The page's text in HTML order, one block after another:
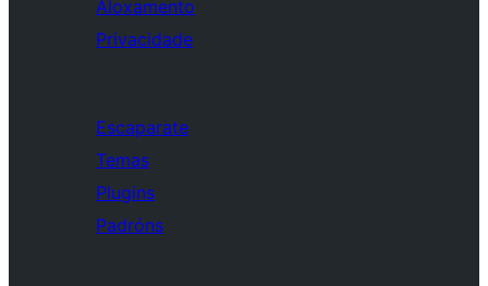
Aloxamento
Privacidade
Escaparate
Temas
Plugins
Padróns